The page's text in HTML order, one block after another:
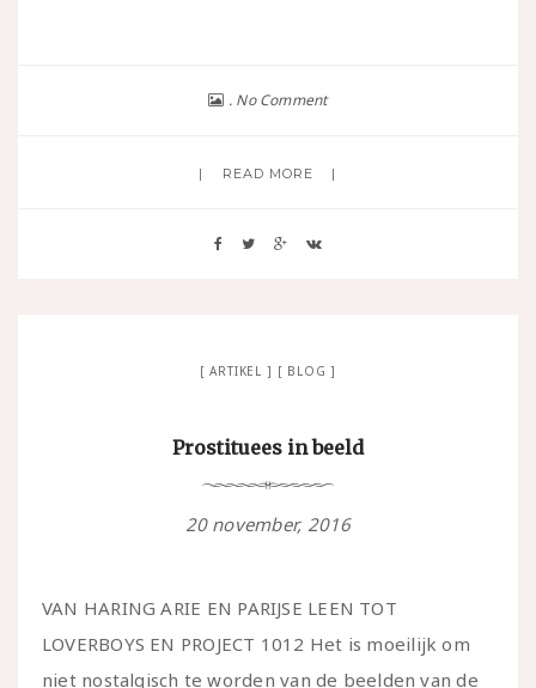
No Comment
READ MORE
ARTIKEL BLOG
Prostituees in beeld
20 november, 2016
VAN HARING ARIE EN PARIJSE LEEN TOT
LOVERBOYS EN PROJECT 1012 Het is moeilijk om
niet nostalgisch te worden van de beelden van de